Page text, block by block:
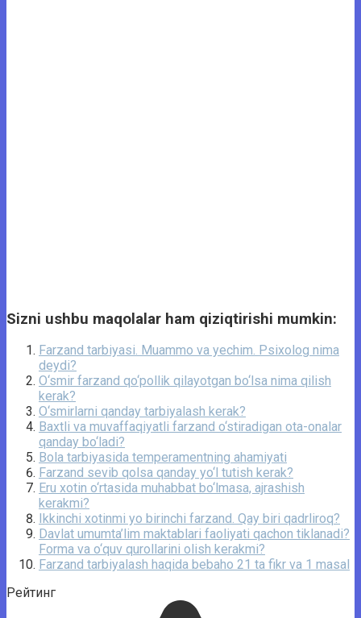
Sizni ushbu maqolalar ham qiziqtirishi mumkin:
Farzand tarbiyasi. Muammo va yechim. Psixolog nima
deydi?
O‘smir farzand qo‘pollik qilayotgan bo‘lsa nima qilish
kerak?
O‘smirlarni qanday tarbiyalash kerak?
Baxtli va muvaffaqiyatli farzand o‘stiradigan ota-onalar
qanday bo‘ladi?
Bola tarbiyasida temperamentning ahamiyati
Farzand sevib qolsa qanday yo‘l tutish kerak?
Eru xotin o‘rtasida muhabbat bo‘lmasa, ajrashish
kerakmi?
Ikkinchi xotinmi yo birinchi farzand. Qay biri qadrliroq?
Davlat umumta’lim maktablari faoliyati qachon tiklanadi?
Forma va o‘quv qurollarini olish kerakmi?
Farzand tarbiyalash haqida bebaho 21 ta fikr va 1 masal
Рейтинг